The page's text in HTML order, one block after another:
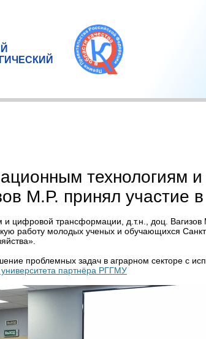
технологиям
М.Р. принял участие в
трансформации, д.т.н., доц. Вагизов
работу молодых ученых и обучающихся
проблемных задач в аграрном секторе с
партнёра РГГМУ